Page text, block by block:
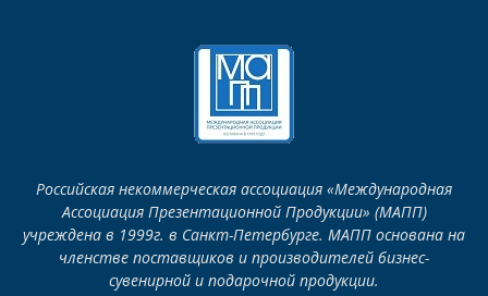
Российская некоммерческая ассоциация «Международная
Ассоциация Презентационной Продукции» (МАПП)
учреждена в 1999г. в Санкт-Петербурге. МАПП основана на
членстве поставщиков и производителей бизнес-
сувенирной и подарочной продукции.